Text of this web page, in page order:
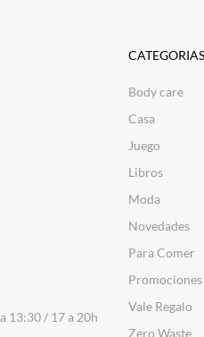
13:30 / 17 a 20h
CATEGORIAS
Body care
Casa
Juego
Libros
Moda
Novedades
Para Comer
Promociones
Vale Regalo
Zero Waste